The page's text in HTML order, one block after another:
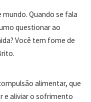
mundo. Quando se fala
questionar ao
Você tem fome de
alimentar, que
e aliviar o sofrimento